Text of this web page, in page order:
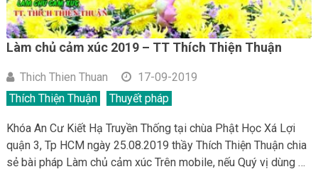
Làm chủ cảm xúc 2019 – TT Thích Thiện Thuận
Thich Thien Thuan
17-09-2019
Thích Thiện Thuận
Thuyết pháp
Khóa An Cư Kiết Hạ Truyền Thống tại chùa Phật Học Xá Lợi
quận 3, Tp HCM ngày 25.08.2019 thầy Thích Thiện Thuận chia
sẻ bài pháp Làm chủ cảm xúc Trên mobile, nếu Quý vị dùng …